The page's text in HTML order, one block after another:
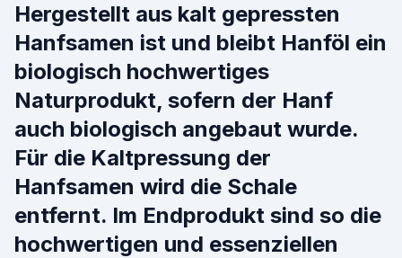
Hergestellt aus kalt gepressten
Hanfsamen ist und bleibt Hanföl ein
biologisch hochwertiges
Naturprodukt, sofern der Hanf
auch biologisch angebaut wurde.
Für die Kaltpressung der
Hanfsamen wird die Schale
entfernt. Im Endprodukt sind so die
hochwertigen und essenziellen